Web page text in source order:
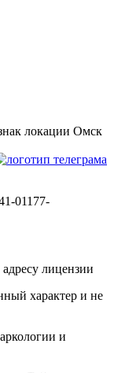
Омск
01177-
лицензии
характер и не
и